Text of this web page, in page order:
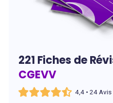
221 Fiches de
CGEVV
4,4 • 24 Avis